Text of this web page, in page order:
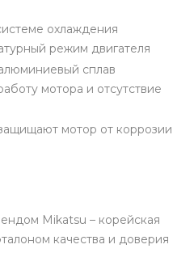
охлаждения
режим двигателя
сплав
мотора и отсутствие
мотор от коррозии
Mikatsu – корейская
качества и доверия